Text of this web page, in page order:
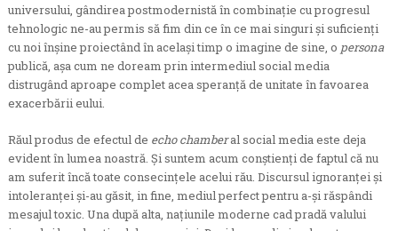
universului, gândirea postmodernistă în combinaţie cu progresul
tehnologic ne-au permis să fim din ce în ce mai singuri şi suficienţi
cu noi înşine proiectând în acelaşi timp o imagine de sine, o persona
publică, aşa cum ne doream prin intermediul social media
distrugând aproape complet acea speranţă de unitate în favoarea
exacerbării eului.
Răul produs de efectul de echo chamberal social media este deja
evident în lumea noastră. Şi suntem acum conştienţi de faptul că nu
am suferit încă toate consecinţele acelui rău. Discursul ignoranţei şi
intoleranţei şi-au găsit, in fine, mediul perfect pentru a-şi răspândi
mesajul toxic. Una după alta, naţiunile moderne cad pradă valului